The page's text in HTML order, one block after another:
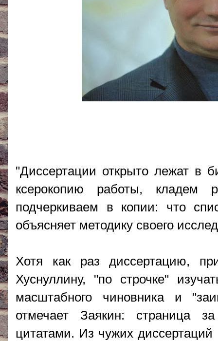
"Диссертации открыто лежат в
ксерокопию работы, кладем
подчеркиваем в копии: что
объясняет методику своего
Хотя как раз диссертацию,
Хуснуллину, "по строчке"
масштабного чиновника и
отмечает Заякин: страница
цитатами. Из чужих